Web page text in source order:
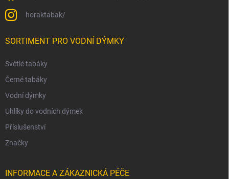
horaktabak/
SORTIMENT PRO VODNÍ DÝMKY
Světlé tabáky
Černé tabáky
Vodní dýmky
Uhlíky do vodních dýmek
Příslušenství
Značky
INFORMACE A ZÁKAZNICKÁ PÉČE